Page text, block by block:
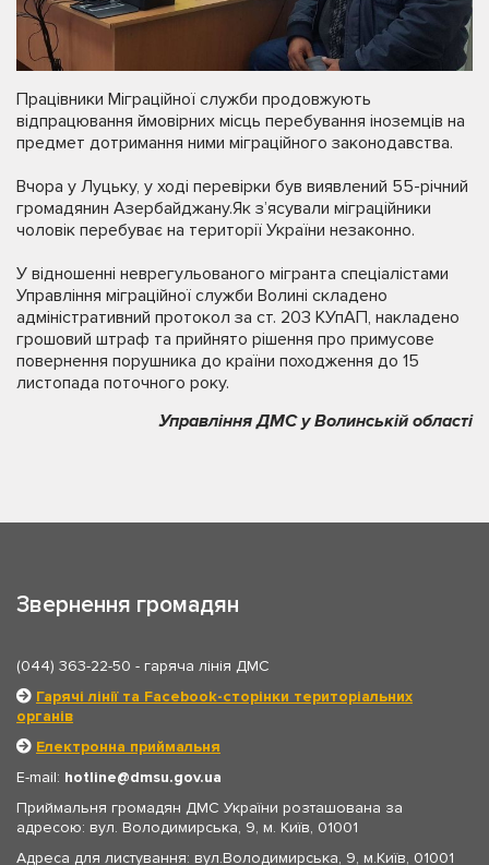
Працівники Міграційної служби продовжують
відпрацювання ймовірних місць перебування іноземців на
предмет дотримання ними міграційного законодавства.
Вчора у Луцьку, у ході перевірки був виявлений 55-річний
громадянин Азербайджану.Як з’ясували міграційники
чоловік перебуває на території України незаконно.
У відношенні неврегульованого мігранта спеціалістами
Управління міграційної служби Волині складено
адміністративний протокол за ст. 203 КУпАП, накладено
грошовий штраф та прийнято рішення про примусове
повернення порушника до країни походження до 15
листопада поточного року.
Управління ДМС у Волинській області
Звернення громадян
(044) 363-22-50 - гаряча лінія ДМС
Гарячі лінії та Facebook-сторінки територіальних
органів
Електронна приймальня
E-mail: hotline
dmsu.gov.ua
Приймальня громадян ДМС України розташована за
адресою: вул. Володимирська, 9, м. Київ, 01001
Адреса для листування: вул.Володимирська, 9, м.Київ, 01001